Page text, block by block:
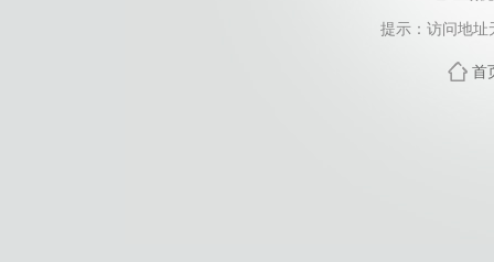
提示：访问地址
首